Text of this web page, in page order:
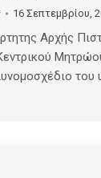
16 Σεπτεμβρίου,
Αρχής
του